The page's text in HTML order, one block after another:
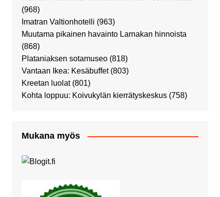
(968)
Imatran Valtionhotelli (963)
Muutama pikainen havainto Larnakan hinnoista
(868)
Plataniaksen sotamuseo (818)
Vantaan Ikea: Kesäbuffet (803)
Kreetan luolat (801)
Kohta loppuu: Koivukylän kierrätyskeskus (758)
Mukana myös